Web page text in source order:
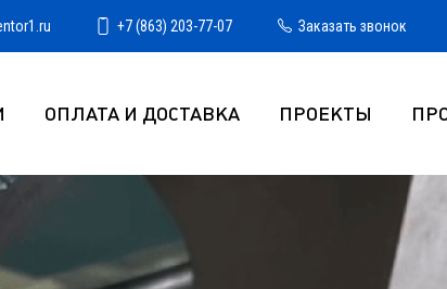
+7 (863) 203-77-07 Заказать звонок
ОПЛАТА И ДОСТАВКА ПРОЕКТЫ